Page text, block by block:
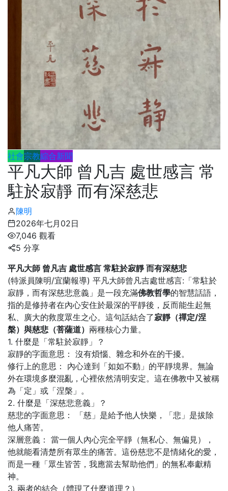
社會宗教綜合新聞
平凡大師 曾凡吉 處世感言 常
駐於寂靜 而有深慈悲
陳明
2026年七月02日
7,046 觀看
5 分享
平凡大師 曾凡吉 處世感言 常駐於寂靜 而有深慈悲
(特派員陳明/宜蘭報導) 平凡大師曾凡吉處世感言:「常駐於
寂靜，而有深慈悲意義」是一段充滿佛教哲學的智慧話語，
指的是修持者在內心安住於最深的平靜後，反而能生起無
私、廣大的救度眾生之心。這句話結合了寂靜（禪定/涅
槃） 與慈悲（菩薩道） 兩種核心力量。
1. 什麼是「常駐於寂靜」？
寂靜的字面意思： 沒有煩惱、雜念和外在的干擾。
修行上的意思： 內心達到「如如不動」的平靜境界。無論
外在環境多麼混亂，心裡依然清明安定。這在佛教中又被稱
為「定」或「涅槃」。
2. 什麼是「深慈悲意義」？
慈悲的字面意思： 「慈」是給予他人快樂，「悲」是拔除
他人痛苦。
深層意義： 當一個人內心完全平靜（無私心、無偏見），
他就能看清楚所有眾生的痛苦。這份慈悲不是情緒化的愛，
而是一種「眾生皆苦，我應當去幫助他們」的無私奉獻精
神。
3. 兩者的結合（體現了什麼道理？）